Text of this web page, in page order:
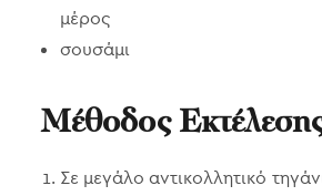
μέρος
σουσάμι
Μέθοδος
Σε μεγάλο αντικολλητικό